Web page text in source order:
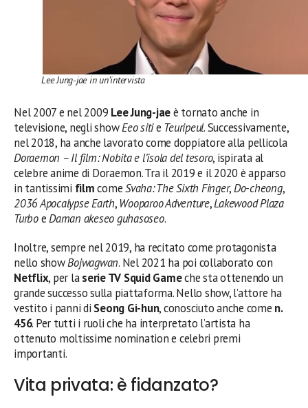
Lee Jung-jae in un’intervista
Nel 2007 e nel 2009 Lee Jung-jaeè tornato anche in
televisione, negli showEeo sitie Teuripeul. Successivamente,
nel 2018, ha anche lavorato come doppiatore alla pellicola
Doraemon – Il film: Nobita e l’isola del tesoro, ispirata al
celebre anime di Doraemon. Tra il 2019 e il 2020 è apparso
in tantissimi filmcomeSvaha: The Sixth Finger,Do-cheong,
2036 Apocalypse Earth, Wooparoo Adventure,Lakewood Plaza
TurboeDaman akeseo guhasoseo.
Inoltre, sempre nel 2019, ha recitato come protagonista
nello showBojwagwan. Nel 2021 ha poi collaborato con
Netflix, per laserie TV Squid Gameche sta ottenendo un
grande successo sulla piattaforma. Nello show, l’attore ha
vestito i panni di Seong Gi-hun, conosciuto anche come n.
456. Per tutti i ruoli che ha interpretato l’artista ha
ottenuto moltissime nomination e celebri premi
importanti.
Vita privata: è fidanzato?